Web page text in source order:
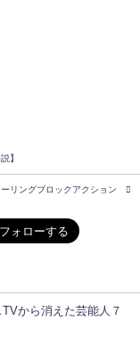
】
リングブロックアクション
から消えた芸能人７